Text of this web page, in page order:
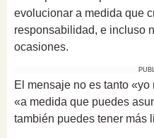
evolucionar a medida que
responsabilidad, e incluso
ocasiones.
El mensaje no es tanto
«a medida que puedes
también puedes tener más